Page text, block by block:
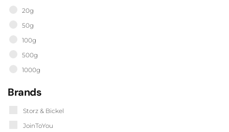
20g
50g
100g
500g
1000g
Brands
Storz & Bickel
JoinToYou